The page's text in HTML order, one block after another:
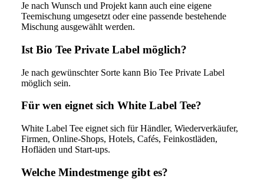
Je nach Wunsch und Projekt kann auch eine eigene
Teemischung umgesetzt oder eine passende bestehende
Mischung ausgewählt werden.
Ist Bio Tee Private Label möglich?
Je nach gewünschter Sorte kann Bio Tee Private Label
möglich sein.
Für wen eignet sich White Label Tee?
White Label Tee eignet sich für Händler, Wiederverkäufer,
Firmen, Online-Shops, Hotels, Cafés, Feinkostläden,
Hofläden und Start-ups.
Welche Mindestmenge gibt es?